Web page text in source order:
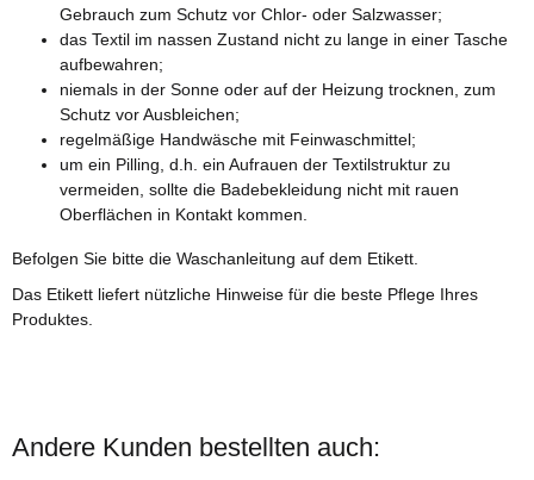
Gebrauch zum Schutz vor Chlor- oder Salzwasser;
das Textil im nassen Zustand nicht zu lange in einer Tasche
aufbewahren;
niemals in der Sonne oder auf der Heizung trocknen, zum
Schutz vor Ausbleichen;
regelmäßige Handwäsche mit Feinwaschmittel;
um ein Pilling, d.h. ein Aufrauen der Textilstruktur zu
vermeiden, sollte die Badebekleidung nicht mit rauen
Oberflächen in Kontakt kommen.
Befolgen Sie bitte die Waschanleitung auf dem Etikett.
Das Etikett liefert nützliche Hinweise für die beste Pflege Ihres
Produktes.
Andere Kunden bestellten auch: